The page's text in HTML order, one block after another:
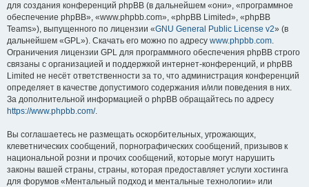
для создания конференций phpBB (в дальнейшем «они», «программное
обеспечение phpBB», «www.phpbb.com», «phpBB Limited», «phpBB
Teams»), выпущенного по лицензии «GNU General Public License v2» (в
дальнейшем «GPL»). Скачать его можно по адресу www.phpbb.com.
Ограничения лицензии GPL для программного обеспечения phpBB строго
связаны с организацией и поддержкой интернет-конференций, и phpBB
Limited не несёт ответственности за то, что администрация конференций
определяет в качестве допустимого содержания и/или поведения в них.
За дополнительной информацией о phpBB обращайтесь по адресу
https://www.phpbb.com/.
Вы соглашаетесь не размещать оскорбительных, угрожающих,
клеветнических сообщений, порнографических сообщений, призывов к
национальной розни и прочих сообщений, которые могут нарушить
законы вашей страны, страны, которая предоставляет услуги хостинга
для форумов «Ментальный подход и ментальные технологии» или